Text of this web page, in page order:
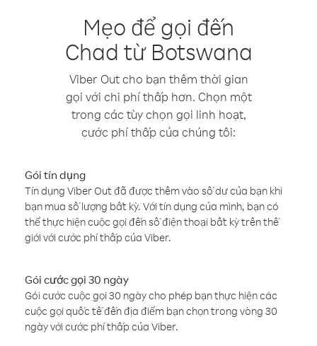
Mẹo để gọi đến
Chad từ Botswana
Viber Out cho bạn thêm thời gian
gọi với chi phí thấp hơn. Chọn một
trong các tùy chọn gọi linh hoạt,
cước phí thấp của chúng tôi:
Gói tín dụng
Tín dụng Viber Out đã được thêm vào số dư của bạn khi
bạn mua số lượng bất kỳ. Với tín dụng của mình, bạn có
thể thực hiện cuộc gọi đến số điện thoại bất kỳ trên thế
giới với cước phí thấp của Viber.
Gói cước gọi 30 ngày
Gói cước cuộc gọi 30 ngày cho phép bạn thực hiện các
cuộc gọi quốc tế đến địa điểm bạn chọn trong vòng 30
ngày với cước phí thấp của Viber.